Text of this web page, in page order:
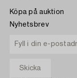
Köpa på auktion
Nyhetsbrev